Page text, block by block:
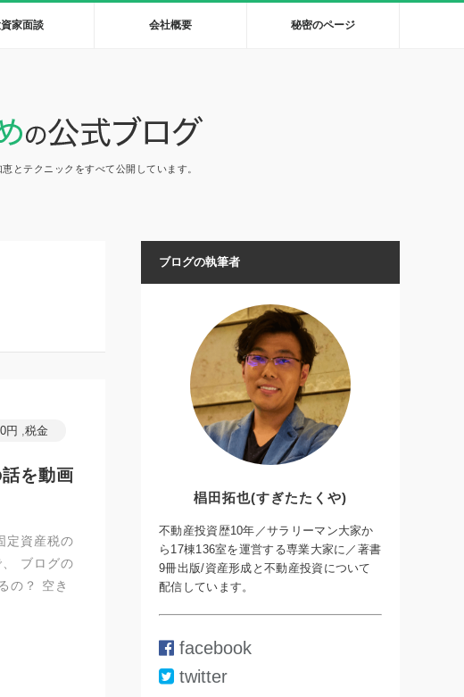
家面談 会社概要 秘密のページ
とテクニックをすべて公開しています。
円 ,税金
を動画
定資産税の
ブログの
の？ 空き
ブログの執筆者
椙田拓也(すぎたたくや)
不動産投資歴10年／サラリーマン大家か
ら17棟136室を運営する専業大家に／著書
9冊出版/資産形成と不動産投資について
配信しています。
facebook
twitter